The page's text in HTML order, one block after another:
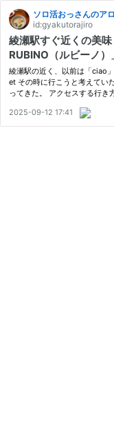
ソロ活おっさんのア
id:gyakutorajiro
綾瀬駅すぐ近くの美
RUBINO（ルビーノ
（熟成肉のボロネー
綾瀬駅の近く、以前は「ciao
et その時に行こうと考えてい
ってきた。 アクセスする行き
ューを拝見だ。（2023年の8
る…
2025-09-12 17:41